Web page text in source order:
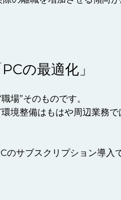
の最適化」
場”そのものです。
境整備はもはや周辺業務で
サブスクリプション導入で